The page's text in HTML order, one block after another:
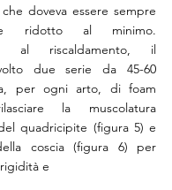
doveva essere sempre
e ridotto al minimo.
al riscaldamento, il
due serie da 45-60
per ogni arto, di foam
la muscolatura
quadricipite (figura 5) e
coscia (figura 6) per
e